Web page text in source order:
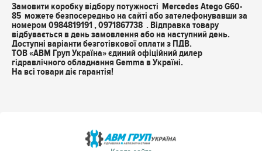
Замовити коробку відбору потужності Mercedes Atego G60-
85 можете безпосередньо на сайті або зателефонувавши за
номером 0984819191 , 0971867738 . Відправка товару
відбувається в день замовлення або на наступний день.
Доступні варіанти безготівкової оплати з ПДВ.
ТОВ «АВМ Груп Україна» єдиний офіційний дилер
гідравлічного обладнання Gemma в Україні.
На всі товари діє гарантія!